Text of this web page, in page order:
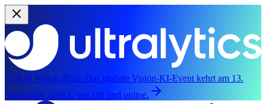
YOLO Vision 2026: Das globale Vision-KI-Event kehrt am 13.
September zurück, vor Ort und online.